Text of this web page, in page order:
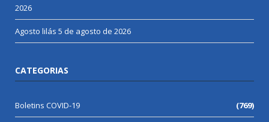
2026
Agosto lilás 5 de agosto de 2026
CATEGORIAS
Boletins COVID-19 (769)